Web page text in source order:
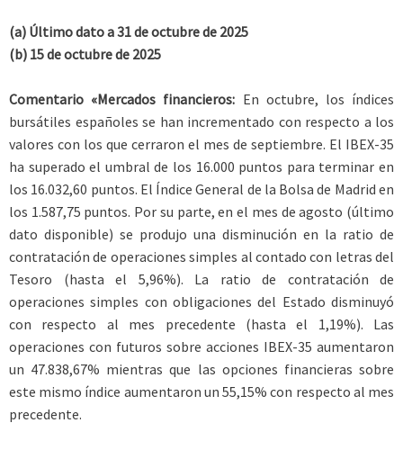
(a) Último dato a 31 de octubre de 2025
(b) 15 de octubre de 2025
Comentario «Mercados financieros: En octubre, los índices
bursátiles españoles se han incrementado con respecto a los
valores con los que cerraron el mes de septiembre. El IBEX-35
ha superado el umbral de los 16.000 puntos para terminar en
los 16.032,60 puntos. El Índice General de la Bolsa de Madrid en
los 1.587,75 puntos. Por su parte, en el mes de agosto (último
dato disponible) se produjo una disminución en la ratio de
contratación de operaciones simples al contado con letras del
Tesoro (hasta el 5,96%). La ratio de contratación de
operaciones simples con obligaciones del Estado disminuyó
con respecto al mes precedente (hasta el 1,19%). Las
operaciones con futuros sobre acciones IBEX-35 aumentaron
un 47.838,67% mientras que las opciones financieras sobre
este mismo índice aumentaron un 55,15% con respecto al mes
precedente.